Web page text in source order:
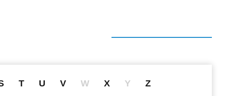
T U V W X Y Z